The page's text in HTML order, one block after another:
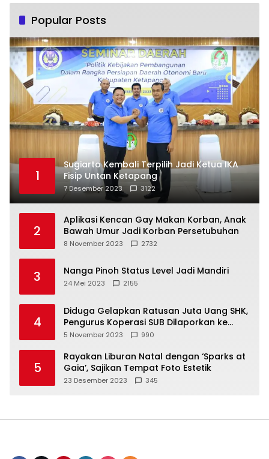
Popular Posts
1
Sugiarto Kembali Terpilih Jadi Ketua IKA
Fisip Untan Ketapang
7 Desember 2023 3122
2
Aplikasi Kencan Gay Makan Korban, Anak
Bawah Umur Jadi Korban Persetubuhan
8 November 2023 2732
3 Nanga Pinoh Status Level Jadi Mandiri
24 Mei 2023 2155
4
Diduga Gelapkan Ratusan Juta Uang SHK,
Pengurus Koperasi SUB Dilaporkan ke
Polisi
5 November 2023 990
5
Rayakan Liburan Natal dengan ‘Sparks at
Gaia’, Sajikan Tempat Foto Estetik
23 Desember 2023 345